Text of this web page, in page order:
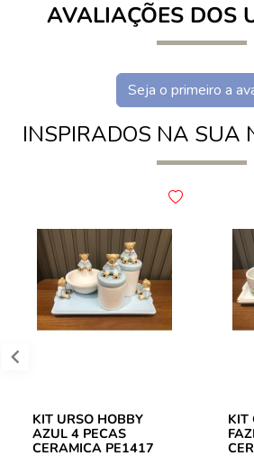
AVALIAÇÕES DOS
Seja o primeiro a
INSPIRADOS NA SUA
KIT URSO HOBBY
AZUL 4 PECAS
CERAMICA PE1417
KIT